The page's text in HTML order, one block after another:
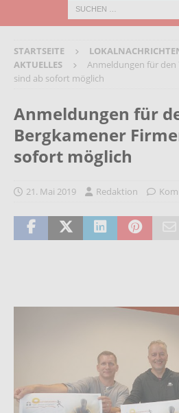
STARTSEITE
AKTUELLES
Anmeldungen für den
sind ab sofort möglich
Anmeldungen für
Bergkamener
sofort möglich
21. Mai 2019 Redaktion